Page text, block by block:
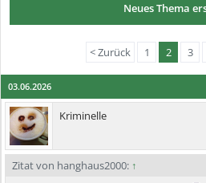
Neues Thema
< Zurück 1 2 3
03.06.2026
Kriminelle
Zitat von hanghaus2000: ↑